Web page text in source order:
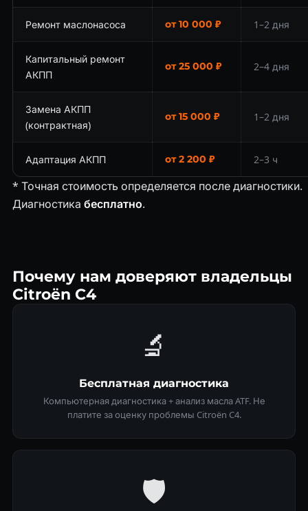
Ремонт маслонасоса от 10 000 ₽ 1–2 дня
Капитальный ремонт
АКПП
от 25 000 ₽ 2–4 дня
Замена АКПП
(контрактная)
от 15 000 ₽ 1–2 дня
Адаптация АКПП от 2 200 ₽ 2–3 ч
* Точная стоимость определяется после диагностики.
Диагностика бесплатно.
Почему нам доверяют владельцы
Citroën C4
🔬
Бесплатная диагностика
Компьютерная диагностика + анализ масла ATF. Не
платите за оценку проблемы Citroën C4.
🛡